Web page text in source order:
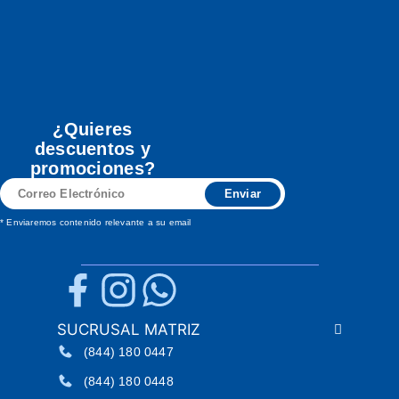
¿Quieres
descuentos y
promociones?
Correo
Electrónico
Enviar
* Enviaremos contenido relevante a su email
SUCRUSAL MATRIZ
(844) 180 0447
(844) 180 0448